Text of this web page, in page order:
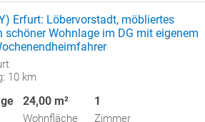
Erfurt: Löbervorstadt, möbliertes
schöner Wohnlage im DG mit eigenem
10 km
24,00 m²
Wohnfläche
1
Zimmer